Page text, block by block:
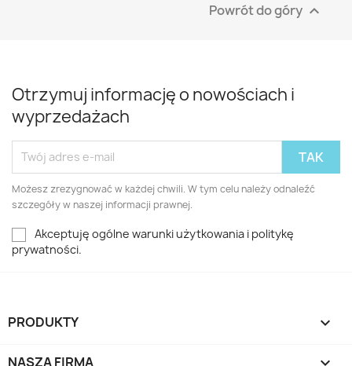
Powrót do góry 
Otrzymuj informację o nowościach i
wyprzedażach
Możesz zrezygnować w każdej chwili. W tym celu należy odnaleźć
szczegóły w naszej informacji prawnej.
Akceptuję ogólne warunki użytkowania i politykę
prywatności.
PRODUKTY 
NASZA FIRMA